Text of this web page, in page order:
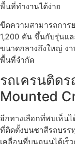
พื้นที่ทำงานได้ง่าย
ขีดความสามารถการ
1,200 ตัน ขึ้นกับรุ่นแล
ขนาดกลางถึงใหญ่ ง
พื้นที่จำกัด
รถเครนติด
Mounted
อีกทางเลือกที่พบเห็น
ที่ติดตั้งบนชาสีรถบรร
เคลื่อนที่บนถนนได้เร็